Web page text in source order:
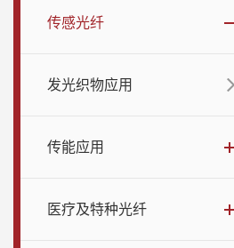
传感光纤
发光织物应用
传能应用
医疗及特种光纤